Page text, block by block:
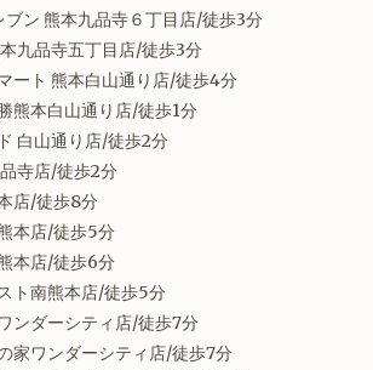
ブン 熊本九品寺６丁目店/徒歩3分
本九品寺五丁目店/徒歩3分
ート 熊本白山通り店/徒歩4分
熊本白山通り店/徒歩1分
白山通り店/徒歩2分
寺店/徒歩2分
店/徒歩8分
本店/徒歩5分
本店/徒歩6分
ト南熊本店/徒歩5分
ンダーシティ店/徒歩7分
家ワンダーシティ店/徒歩7分